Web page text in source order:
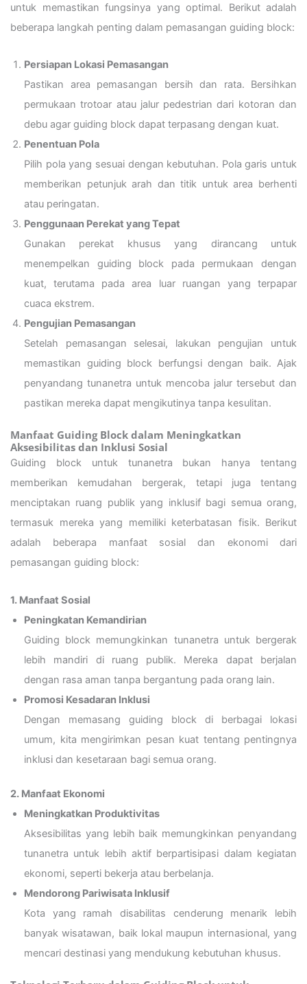
untuk memastikan fungsinya yang optimal. Berikut adalah
beberapa langkah penting dalam pemasangan guiding block:
Persiapan Lokasi Pemasangan
Pastikan area pemasangan bersih dan rata. Bersihkan
permukaan trotoar atau jalur pedestrian dari kotoran dan
debu agar guiding block dapat terpasang dengan kuat.
Penentuan Pola
Pilih pola yang sesuai dengan kebutuhan. Pola garis untuk
memberikan petunjuk arah dan titik untuk area berhenti
atau peringatan.
Penggunaan Perekat yang Tepat
Gunakan perekat khusus yang dirancang untuk
menempelkan guiding block pada permukaan dengan
kuat, terutama pada area luar ruangan yang terpapar
cuaca ekstrem.
Pengujian Pemasangan
Setelah pemasangan selesai, lakukan pengujian untuk
memastikan guiding block berfungsi dengan baik. Ajak
penyandang tunanetra untuk mencoba jalur tersebut dan
pastikan mereka dapat mengikutinya tanpa kesulitan.
Manfaat Guiding Block dalam Meningkatkan
Aksesibilitas dan Inklusi Sosial
Guiding block untuk tunanetra bukan hanya tentang
memberikan kemudahan bergerak, tetapi juga tentang
menciptakan ruang publik yang inklusif bagi semua orang,
termasuk mereka yang memiliki keterbatasan fisik. Berikut
adalah beberapa manfaat sosial dan ekonomi dari
pemasangan guiding block:
1. Manfaat Sosial
Peningkatan Kemandirian
Guiding block memungkinkan tunanetra untuk bergerak
lebih mandiri di ruang publik. Mereka dapat berjalan
dengan rasa aman tanpa bergantung pada orang lain.
Promosi Kesadaran Inklusi
Dengan memasang guiding block di berbagai lokasi
umum, kita mengirimkan pesan kuat tentang pentingnya
inklusi dan kesetaraan bagi semua orang.
2. Manfaat Ekonomi
Meningkatkan Produktivitas
Aksesibilitas yang lebih baik memungkinkan penyandang
tunanetra untuk lebih aktif berpartisipasi dalam kegiatan
ekonomi, seperti bekerja atau berbelanja.
Mendorong Pariwisata Inklusif
Kota yang ramah disabilitas cenderung menarik lebih
banyak wisatawan, baik lokal maupun internasional, yang
mencari destinasi yang mendukung kebutuhan khusus.